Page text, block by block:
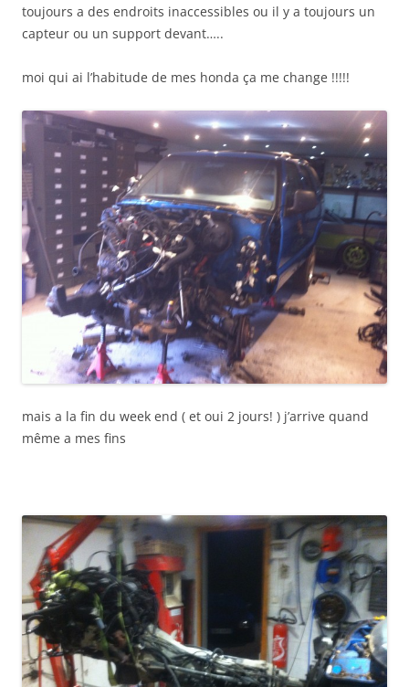
toujours a des endroits inaccessibles ou il y a toujours un
capteur ou un support devant…..
moi qui ai l’habitude de mes honda ça me change !!!!!
mais a la fin du week end ( et oui 2 jours! ) j’arrive quand
même a mes fins